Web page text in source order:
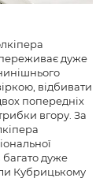
дуже
відбивати
попередніх
вгору. За
багато дуже
Кубрицькому